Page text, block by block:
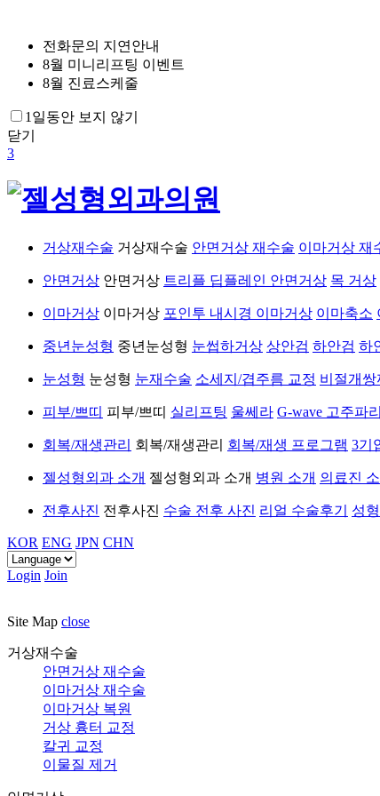
전화문의 지연안내
8월 미니리프팅 이벤트
8월 진료스케줄
1일동안 보지 않기
닫기
3
거상재수술 거상재수술 안면거상 재수술 이마거상 재
안면거상 안면거상 트리플 딥플레인 안면거상 목 거상
이마거상 이마거상 포인투 내시경 이마거상 이마축소
중년눈성형 중년눈성형 눈썹하거상 상안검 하안검 하
눈성형 눈성형 눈재수술 소세지/겹주름 교정 비절개쌍
피부/쁘띠 피부/쁘띠 실리프팅 울쎄라 G-wave 고주파
회복/재생관리 회복/재생관리 회복/재생 프로그램 3기
젤성형외과 소개 젤성형외과 소개 병원 소개 의료진
전후사진 전후사진 수술 전후 사진 리얼 수술후기 성
KOR ENG JPN CHN
Login Join
Site Map close
거상재수술
안면거상 재수술
이마거상 재수술
이마거상 복원
거상 흉터 교정
칼귀 교정
이물질 제거